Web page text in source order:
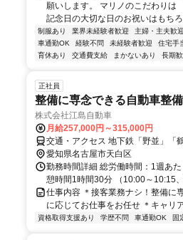
願いします。 マリノのこだわりは
記念日の大切な日のお祝いはもち
制服あり 業界未経験者歓迎 主婦・主夫歓迎
車通勤OK
経験不問 未経験者歓迎 住宅手
育休あり
交通費支給 まかないあり 長期
正社員
整備に専念できる自動車整
株式会社江島自動車
月給257,000円～315,000円
交通・アクセス 地下鉄「野並」
愛知県名古屋市天白区
勤務時間詳細 総労働時間：1週あ
憩時間1時間30分 （10:00～10:15
仕事内容 ＊接客業務ナシ！整備に
に応じてお仕事をお任せ ＊
資格取得支援あり 学歴不問 車通勤OK 固